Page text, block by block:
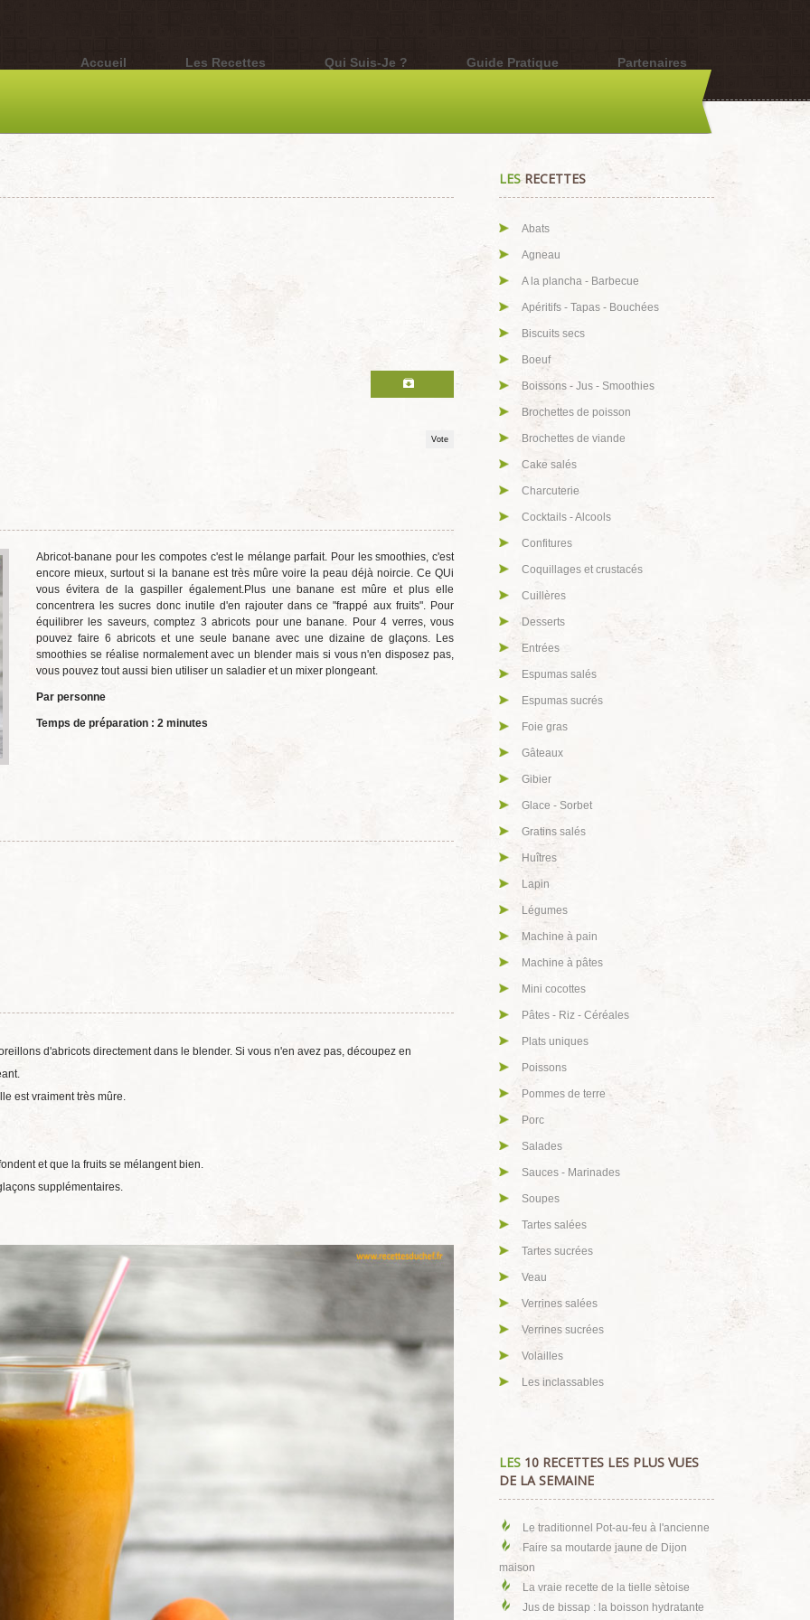
Accueil Les Recettes Qui Suis-Je ? Guide Pratique Partenaires
Abricot-banane pour les compotes c'est le mélange parfait. Pour les smoothies, c'est
encore mieux, surtout si la banane est très mûre voire la peau déjà noircie. Ce QUi
vous évitera de la gaspiller également.Plus une banane est mûre et plus elle
concentrera les sucres donc inutile d'en rajouter dans ce "frappé aux fruits". Pour
équilibrer les saveurs, comptez 3 abricots pour une banane. Pour 4 verres, vous
pouvez faire 6 abricots et une seule banane avec une dizaine de glaçons. Les
smoothies se réalise normalement avec un blender mais si vous n'en disposez pas,
vous pouvez tout aussi bien utiliser un saladier et un mixer plongeant.
Par personne
Temps de préparation : 2 minutes
d'abricots directement dans le blender. Si vous n'en avez pas, découpez en
est vraiment très mûre.
et que la fruits se mélangent bien.
supplémentaires.
LESRECETTES
Abats
Agneau
A la plancha - Barbecue
Apéritifs - Tapas - Bouchées
Biscuits secs
Boeuf
Boissons - Jus - Smoothies
Brochettes de poisson
Brochettes de viande
Cake salés
Charcuterie
Cocktails - Alcools
Confitures
Coquillages et crustacés
Cuillères
Desserts
Entrées
Espumas salés
Espumas sucrés
Foie gras
Gâteaux
Gibier
Glace - Sorbet
Gratins salés
Huîtres
Lapin
Légumes
Machine à pain
Machine à pâtes
Mini cocottes
Pâtes - Riz - Céréales
Plats uniques
Poissons
Pommes de terre
Porc
Salades
Sauces - Marinades
Soupes
Tartes salées
Tartes sucrées
Veau
Verrines salées
Verrines sucrées
Volailles
Les inclassables
LES 10 RECETTES LES PLUS VUES
DE LA SEMAINE
Le traditionnel Pot-au-feu à l'ancienne
Faire sa moutarde jaune de Dijon
maison
La vraie recette de la tielle sètoise
Jus de bissap : la boisson hydratante